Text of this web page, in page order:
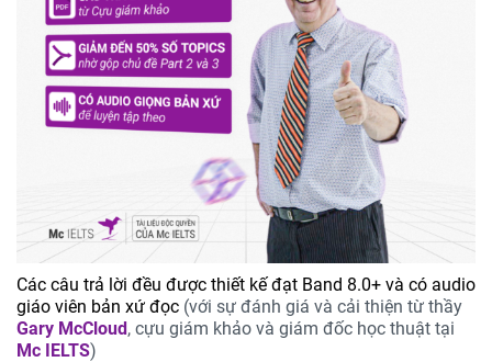
Các câu trả lời đều được thiết kế đạt Band 8.0+ và có audio
giáo viên bản xứ đọc (với sự đánh giá và cải thiện từ thầy
Gary McCloud, cựu giám khảo và giám đốc học thuật tại
Mc IELTS)